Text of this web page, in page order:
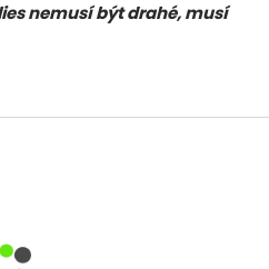
nemusí být drahé, musí